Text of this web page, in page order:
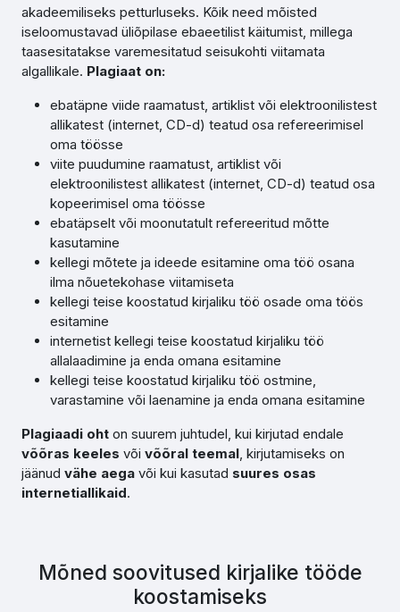
akadeemiliseks petturluseks. Kõik need mõisted
iseloomustavad üliõpilase ebaeetilist käitumist, millega
taasesitatakse varemesitatud seisukohti viitamata
algallikale. Plagiaat on:
ebatäpne viide raamatust, artiklist või elektroonilistest
allikatest (internet, CD-d) teatud osa refereerimisel
oma töösse
viite puudumine raamatust, artiklist või
elektroonilistest allikatest (internet, CD-d) teatud osa
kopeerimisel oma töösse
ebatäpselt või moonutatult refereeritud mõtte
kasutamine
kellegi mõtete ja ideede esitamine oma töö osana
ilma nõuetekohase viitamiseta
kellegi teise koostatud kirjaliku töö osade oma töös
esitamine
internetist kellegi teise koostatud kirjaliku töö
allalaadimine ja enda omana esitamine
kellegi teise koostatud kirjaliku töö ostmine,
varastamine või laenamine ja enda omana esitamine
Plagiaadi oht on suurem juhtudel, kui kirjutad endale
võõras keeles või võõral teemal, kirjutamiseks on
jäänud vähe aega või kui kasutad suures osas
internetiallikaid.
Mõned soovitused kirjalike tööde
koostamiseks